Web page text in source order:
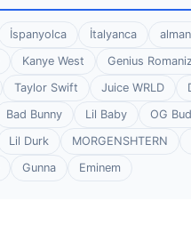
İspanyolca İtalyanca
Kanye West
Genius
Taylor Swift Juice WRLD
Bad Bunny Lil Baby
OG
Lil Durk
MORGENSHTERN
Gunna Eminem